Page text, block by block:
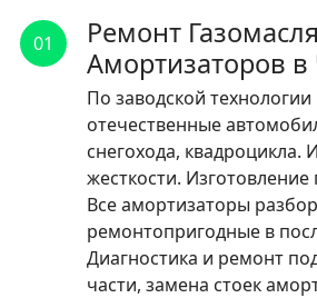
ЧИТАТЬ
01
Ремонт
Амортизаторов в
По заводской
отечественные
снегохода, квадроцикла.
жесткости.
Все амортизаторы
ремонтопригодные в
Диагностика и ремонт
части, замена стоек